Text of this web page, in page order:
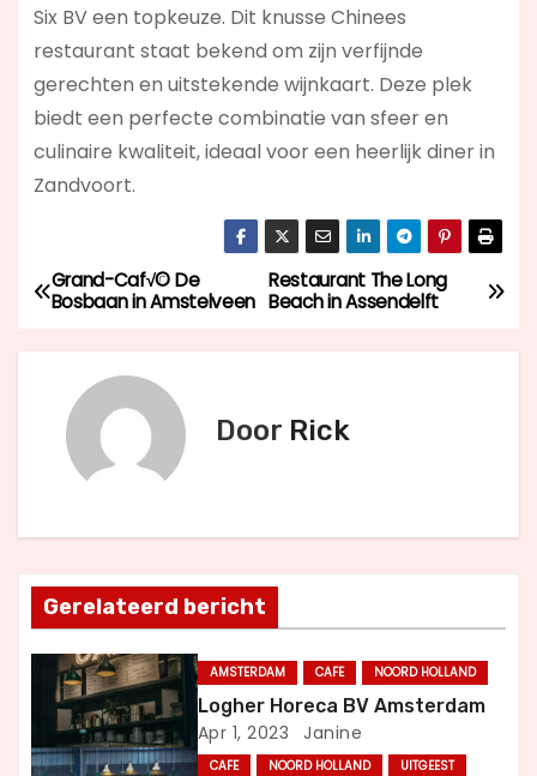
Six BV een topkeuze. Dit knusse Chinees
restaurant staat bekend om zijn verfijnde
gerechten en uitstekende wijnkaart. Deze plek
biedt een perfecte combinatie van sfeer en
culinaire kwaliteit, ideaal voor een heerlijk diner in
Zandvoort.
B
e
h
t
n
v
Restaurant The Long
Beach in Assendelft
Grand-Caf√© De
Bosbaan in Amstelveen
Door Rick
Gerelateerd bericht
AMSTERDAM CAFE NOORD HOLLAND
Logher Horeca BV Amsterdam
Apr 1, 2023 Janine
CAFE NOORD HOLLAND UITGEEST